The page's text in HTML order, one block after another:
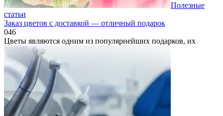
Полезные
статьи
Заказ цветов с доставкой — отличный подарок
046
Цветы являются одним из популярнейших подарков, их